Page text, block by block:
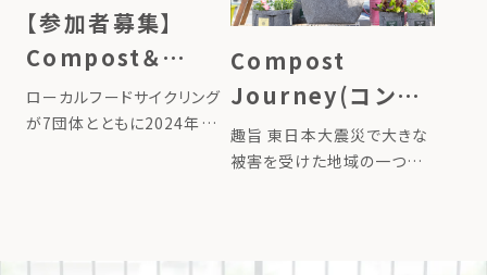
てるだけで、その場所で育ま
【参加者募集】
Compost＆
Garden クルーの
ためのトレーニン
ローカルフードサイクリング
が7団体とともに2024年に
Compost
Journey(コンポ
ストジャーニー)〜
あなたの堆肥で東
趣旨 東日本大震災で大きな
被害を受けた地域の一つが
として中学校跡地がファーム